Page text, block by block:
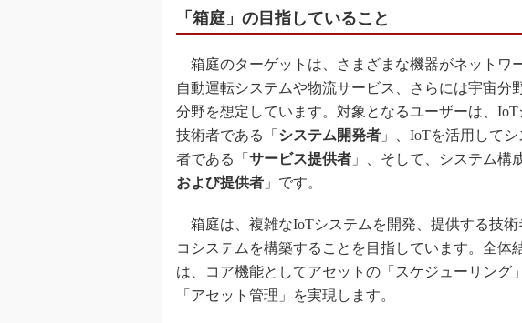
「箱庭」の目指していること
箱庭のターゲットは、さまざまな機器がネットワ
自動運転システムや物流サービス、さらには宇宙分
分野を想定しています。対象となるユーザーは、
技術者である「 システム開発者 」、IoTを活用して
者である「 サービス提供者 」、そして、システム構
および提供者 」です。
箱庭は、複雑なIoTシステムを開発、提供する技
コシステムを構築することを目指しています。全体
は、コア機能としてアセットの「スケジューリング
「アセット管理」を実現します。